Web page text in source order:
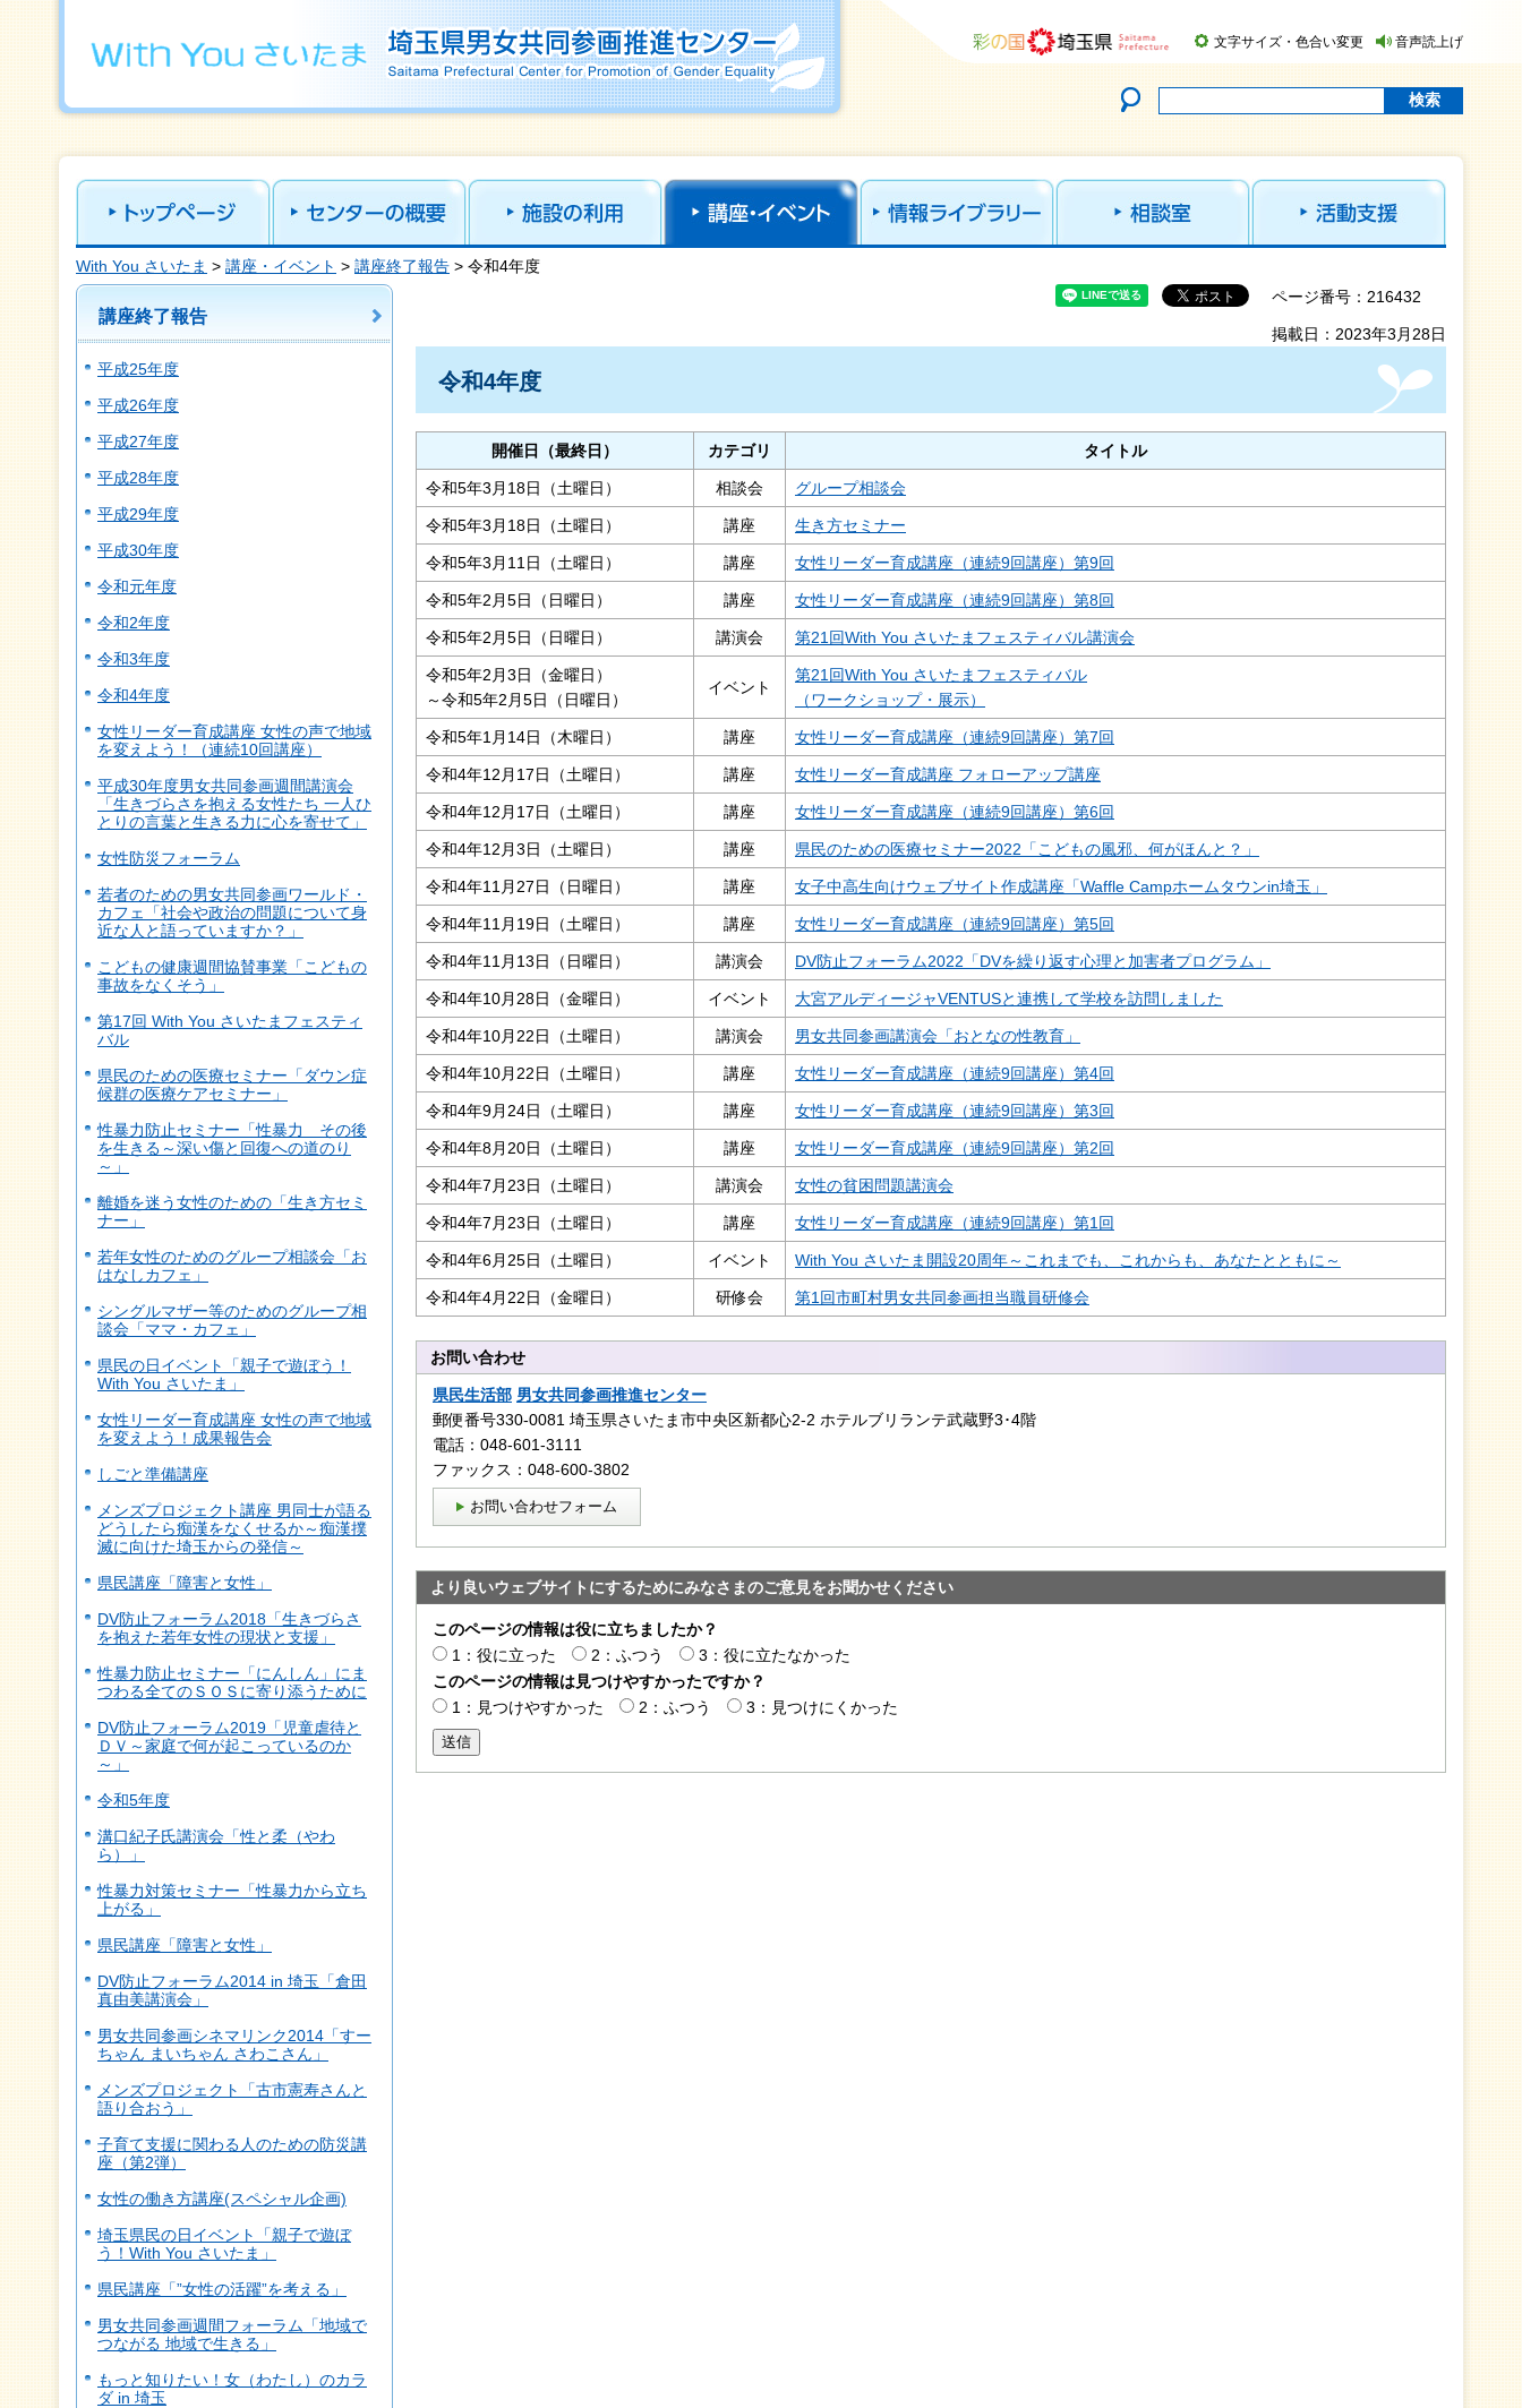
With you さいたま 埼玉県男女共同参画推進センター Saitama Prefectural Center for Promotion of
文字サイズ・色合い変更 音声読上げ
With You さいたま > 講座・イベント > 講座終了報告 > 令和4年度
講座終了報告
平成25年度
平成26年度
平成27年度
平成28年度
平成29年度
平成30年度
令和元年度
令和2年度
令和3年度
令和4年度
女性リーダー育成講座 女性の声で地域
を変えよう！（連続10回講座）
平成30年度男女共同参画週間講演会
「生きづらさを抱える女性たち 一人ひ
とりの言葉と生きる力に心を寄せて」
女性防災フォーラム
若者のための男女共同参画ワールド・
カフェ「社会や政治の問題について身
近な人と語っていますか？」
こどもの健康週間協賛事業「こどもの
事故をなくそう」
第17回 With You さいたまフェスティ
バル
県民のための医療セミナー「ダウン症
候群の医療ケアセミナー」
性暴力防止セミナー「性暴力 その後
を生きる～深い傷と回復への道のり
～」
離婚を迷う女性のための「生き方セミ
ナー」
若年女性のためのグループ相談会「お
はなしカフェ」
シングルマザー等のためのグループ相
談会「ママ・カフェ」
県民の日イベント「親子で遊ぼう！
With You さいたま」
女性リーダー育成講座 女性の声で地域
を変えよう！成果報告会
しごと準備講座
メンズプロジェクト講座 男同士が語る
どうしたら痴漢をなくせるか～痴漢撲
滅に向けた埼玉からの発信～
県民講座「障害と女性」
DV防止フォーラム2018「生きづらさ
を抱えた若年女性の現状と支援」
性暴力防止セミナー「にんしん」にま
つわる全てのＳＯＳに寄り添うために
DV防止フォーラム2019「児童虐待と
ＤＶ～家庭で何が起こっているのか
～」
令和5年度
溝口紀子氏講演会「性と柔（やわ
ら）」
性暴力対策セミナー「性暴力から立ち
上がる」
県民講座「障害と女性」
DV防止フォーラム2014 in 埼玉「倉田
真由美講演会」
男女共同参画シネマリンク2014「すー
ちゃん まいちゃん さわこさん」
メンズプロジェクト「古市憲寿さんと
語り合おう」
子育て支援に関わる人のための防災講
座（第2弾）
女性の働き方講座(スペシャル企画)
埼玉県民の日イベント「親子で遊ぼ
う！With You さいたま」
県民講座「”女性の活躍”を考える」
男女共同参画週間フォーラム「地域で
つながる 地域で生きる」
もっと知りたい！女（わたし）のカラ
ダ in 埼玉
ページ番号：216432
掲載日：2023年3月28日
令和4年度
開催日（最終日） カテゴリ タイトル
令和5年3月18日（土曜日） 相談会 グループ相談会
令和5年3月18日（土曜日） 講座 生き方セミナー
令和5年3月11日（土曜日） 講座 女性リーダー育成講座（連続9回講座）第9回
令和5年2月5日（日曜日） 講座 女性リーダー育成講座（連続9回講座）第8回
令和5年2月5日（日曜日） 講演会 第21回With You さいたまフェスティバル講演会
令和5年2月3日（金曜日）
～令和5年2月5日（日曜日）
イベント
第21回With You さいたまフェスティバル
（ワークショップ・展示）
令和5年1月14日（木曜日） 講座 女性リーダー育成講座（連続9回講座）第7回
令和4年12月17日（土曜日） 講座 女性リーダー育成講座 フォローアップ講座
令和4年12月17日（土曜日） 講座 女性リーダー育成講座（連続9回講座）第6回
令和4年12月3日（土曜日） 講座 県民のための医療セミナー2022「こどもの風邪、何がほんと？」
令和4年11月27日（日曜日） 講座 女子中高生向けウェブサイト作成講座「Waffle Campホームタウンin埼玉」
令和4年11月19日（土曜日） 講座 女性リーダー育成講座（連続9回講座）第5回
令和4年11月13日（日曜日） 講演会 DV防止フォーラム2022「DVを繰り返す心理と加害者プログラム」
令和4年10月28日（金曜日） イベント 大宮アルディージャVENTUSと連携して学校を訪問しました
令和4年10月22日（土曜日） 講演会 男女共同参画講演会「おとなの性教育」
令和4年10月22日（土曜日） 講座 女性リーダー育成講座（連続9回講座）第4回
令和4年9月24日（土曜日） 講座 女性リーダー育成講座（連続9回講座）第3回
令和4年8月20日（土曜日） 講座 女性リーダー育成講座（連続9回講座）第2回
令和4年7月23日（土曜日） 講演会 女性の貧困問題講演会
令和4年7月23日（土曜日） 講座 女性リーダー育成講座（連続9回講座）第1回
令和4年6月25日（土曜日） イベント With You さいたま開設20周年～これまでも、これからも、あなたとともに～
令和4年4月22日（金曜日） 研修会 第1回市町村男女共同参画担当職員研修会
お問い合わせ
県民生活部 男女共同参画推進センター
郵便番号330-0081 埼玉県さいたま市中央区新都心2‐2 ホテルブリランテ武蔵野3･4階
電話：048-601-3111
ファックス：048-600-3802
お問い合わせフォーム
より良いウェブサイトにするためにみなさまのご意見をお聞かせください
このページの情報は役に立ちましたか？
1：役に立った
2：ふつう
3：役に立たなかった
このページの情報は見つけやすかったですか？
1：見つけやすかった
2：ふつう 3：見つけにくかった
送信